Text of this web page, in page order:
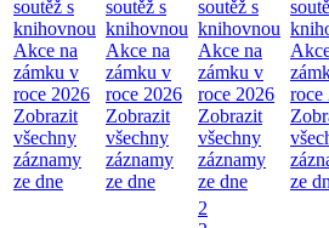
soutěž s
knihovnou
Akce na
zámku v
roce 2026
Zobrazit
všechny
záznamy
ze dne
soutěž s
knihovnou
Akce na
zámku v
roce 2026
Zobrazit
všechny
záznamy
ze dne
soutěž s
knihovnou
Akce na
zámku v
roce 2026
Zobrazit
všechny
záznamy
ze dne
roce
ze
2